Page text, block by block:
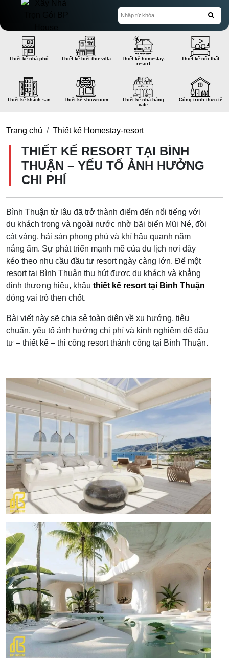
Thiết kế nhà phố Thiết kế biệt thự villa
Thiết kế homestay-
resort
Thiết kế nội thất
Thiết kế khách sạn Thiết kế showroom
Thiết kế nhà hàng
cafe
Công trình thực tế
Trang chủ Thiết kế Homestay-resort
THIẾT KẾ RESORT TẠI BÌNH
THUẬN – YẾU TỐ ẢNH HƯỞNG
CHI PHÍ
Bình Thuận từ lâu đã trở thành điểm đến nổi tiếng với
du khách trong và ngoài nước nhờ bãi biển Mũi Né, đồi
cát vàng, hải sản phong phú và khí hậu quanh năm
nắng ấm. Sự phát triển mạnh mẽ của du lịch nơi đây
kéo theo nhu cầu đầu tư resort ngày càng lớn. Để một
resort tại Bình Thuận thu hút được du khách và khẳng
định thương hiệu, khâu thiết kế resort tại Bình Thuận
đóng vai trò then chốt.
Bài viết này sẽ chia sẻ toàn diện về xu hướng, tiêu
chuẩn, yếu tố ảnh hưởng chi phí và kinh nghiệm để đầu
tư – thiết kế – thi công resort thành công tại Bình Thuận.